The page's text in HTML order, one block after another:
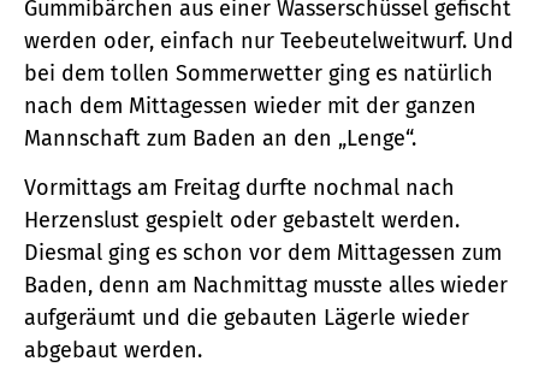
Gummibärchen aus einer Wasserschüssel gefischt
werden oder, einfach nur Teebeutelweitwurf. Und
bei dem tollen Sommerwetter ging es natürlich
nach dem Mittagessen wieder mit der ganzen
Mannschaft zum Baden an den „Lenge“.
Vormittags am Freitag durfte nochmal nach
Herzenslust gespielt oder gebastelt werden.
Diesmal ging es schon vor dem Mittagessen zum
Baden, denn am Nachmittag musste alles wieder
aufgeräumt und die gebauten Lägerle wieder
abgebaut werden.